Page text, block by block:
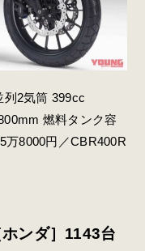
列2気筒 399cc
燃料タンク容
8000円／CBR400R
ンダ］1143台